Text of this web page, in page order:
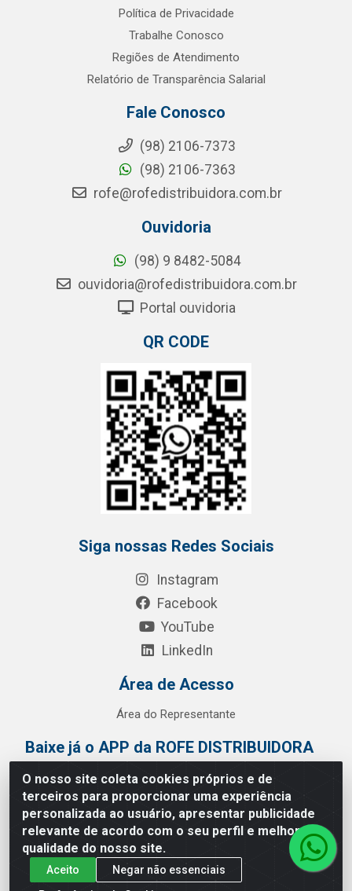
O nosso site coleta cookies próprios e de
terceiros para proporcionar uma experiência
personalizada ao usuário, apresentar publicidade
relevante de acordo com o seu perfil e melhorar a
qualidade do nosso site.
Aceito
Negar não essenciais
Política de Privacidade
Trabalhe Conosco
Regiões de Atendimento
Relatório de Transparência Salarial
Fale Conosco
(98) 2106-7373
(98) 2106-7363
rofe@rofedistribuidora.com.br
Ouvidoria
(98) 9 8482-5084
ouvidoria@rofedistribuidora.com.br
Portal ouvidoria
QR CODE
Siga nossas Redes Sociais
Instagram
Facebook
YouTube
LinkedIn
Área de Acesso
Área do Representante
Baixe já o APP da ROFE DISTRIBUIDORA